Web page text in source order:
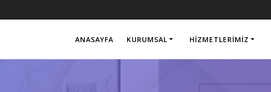
ANASAYFA KURUMSAL HIZMETLERIMIZ